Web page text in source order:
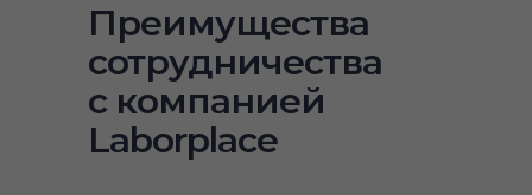
Преимущества
сотрудничества
с компанией
Laborplace